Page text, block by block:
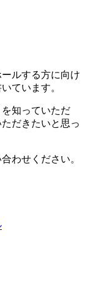
ルする方に向け
ています。
知っていただ
だきたいと思っ
わせください。